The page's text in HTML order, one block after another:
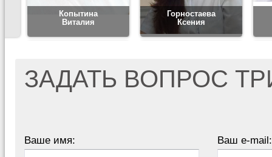
Копытина
Виталия
Горностаева
Ксения
ЗАДАТЬ ВОПРОС
Ваше имя: Ваш e-mail: